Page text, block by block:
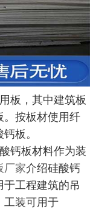
板，其中建筑板
。按板材使用纤
板。
钙板材料作为装
厂家介绍硅酸钙
工程建筑的吊
工装可用于